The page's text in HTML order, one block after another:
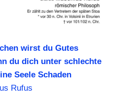
wirst du Gutes
du dich unter schlechte
Seele Schaden
Rufus